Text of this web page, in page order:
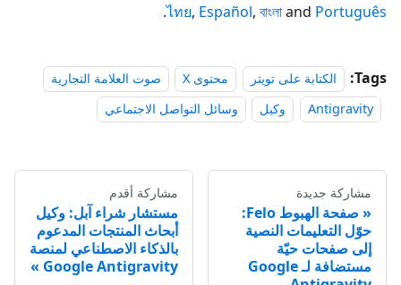
ไทย, Español, বাংলাand Português
.
Tags: الكتابة على تويتر محتوى X
صوت العلامة التجارية
Antigravity
وكيل وسائل التواصل الاجتماعي
مشاركة جديدة
صفحة الهبوط Felo:
حوّل التعليمات النصية
إلى صفحات حيّة
مستضافة لـ Google
مشاركة أقدم
مستشار شراء آبل: وكيل
أبحاث المنتجات المدعوم
بالذكاء الاصطناعي لمنصة
Google Antigravity